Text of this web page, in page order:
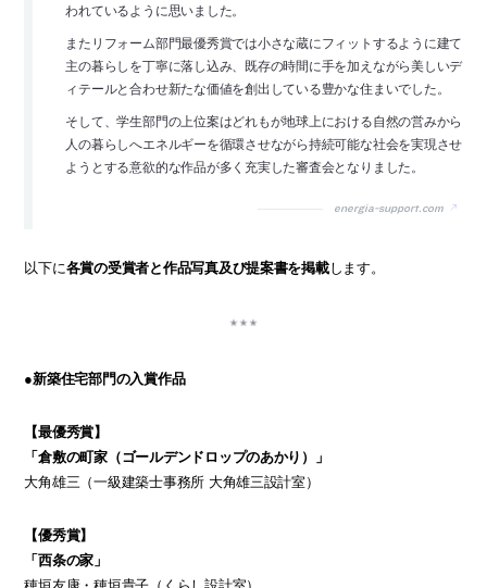
われているように思いました。
またリフォーム部門最優秀賞では小さな蔵にフィットするように建て
主の暮らしを丁寧に落し込み、既存の時間に手を加えながら美しいデ
ィテールと合わせ新たな価値を創出している豊かな住まいでした。
そして、学生部門の上位案はどれもが地球上における自然の営みから
人の暮らしへエネルギーを循環させながら持続可能な社会を実現させ
ようとする意欲的な作品が多く充実した審査会となりました。
energia-support.com
以下に各賞の受賞者と作品写真及び提案書を掲載します。
●新築住宅部門の入賞作品
【最優秀賞】
「倉敷の町家（ゴールデンドロップのあかり）」
大角雄三（一級建築士事務所 大角雄三設計室）
【優秀賞】
「西条の家」